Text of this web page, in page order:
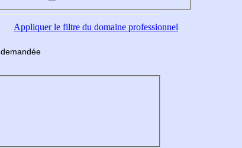
Appliquerle filtre du domaine professionnel
demandée